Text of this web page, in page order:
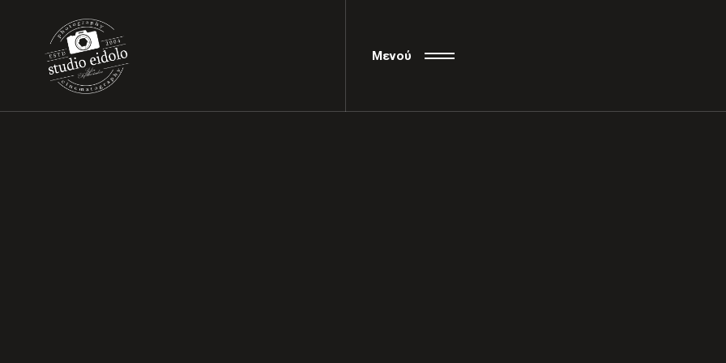
Μενού